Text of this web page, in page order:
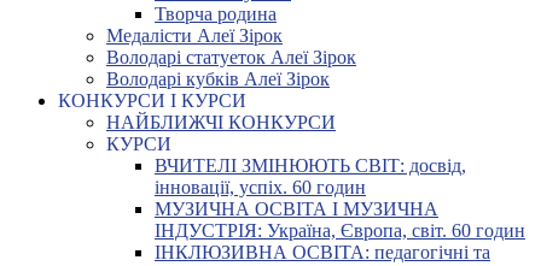
Творча родина
Медалісти Алеї Зірок
Володарі статуеток Алеї Зірок
Володарі кубків Алеї Зірок
КОНКУРСИ І КУРСИ
НАЙБЛИЖЧІ КОНКУРСИ
КУРСИ
ВЧИТЕЛІ ЗМІНЮЮТЬ СВІТ: досвід,
інновації, успіх. 60 годин
МУЗИЧНА ОСВІТА І МУЗИЧНА
ІНДУСТРІЯ: Україна, Європа, світ. 60 годин
ІНКЛЮЗИВНА ОСВІТА: педагогічні та